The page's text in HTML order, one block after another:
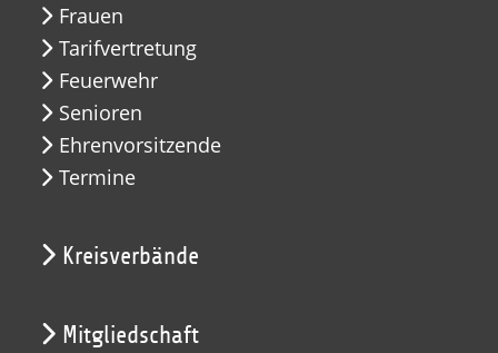
Frauen
Tarifvertretung
Feuerwehr
Senioren
Ehrenvorsitzende
Termine
Kreisverbände
Mitgliedschaft